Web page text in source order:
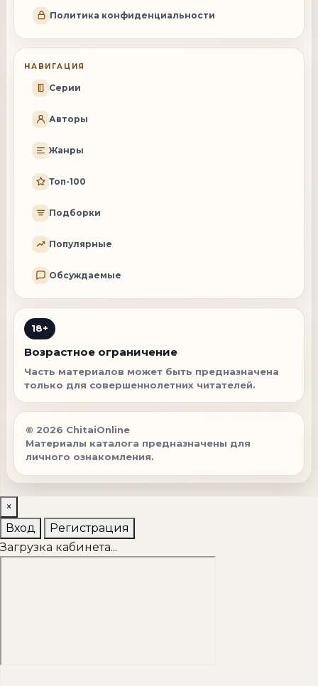
Политика конфиденциальности
НАВИГАЦИЯ
Серии
Авторы
Жанры
Топ-100
Подборки
Популярные
Обсуждаемые
18+
Возрастное ограничение
Часть материалов может быть предназначена
только для совершеннолетних читателей.
© 2026 ChitaiOnline
Материалы каталога предназначены для
личного ознакомления.
×
Вход
Регистрация
Загрузка кабинета...